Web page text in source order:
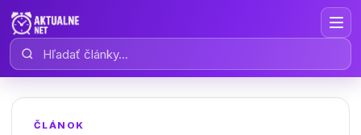
Hľadať články
ČLÁNOK